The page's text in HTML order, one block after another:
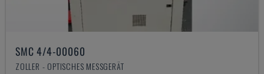
SMC 4/4-00060
ZOLLER - OPTISCHES MESSGERÄT